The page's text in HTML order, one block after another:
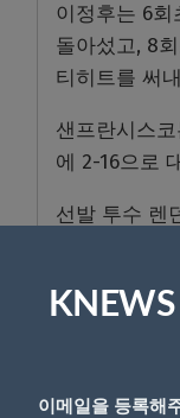
이정후는 6회
돌아섰고, 8
티히트를 써
샌프란시스
에 2-16으로
선발 투수 렌
했다.
샌프란시스
그 서부지구
이메일을 등록해